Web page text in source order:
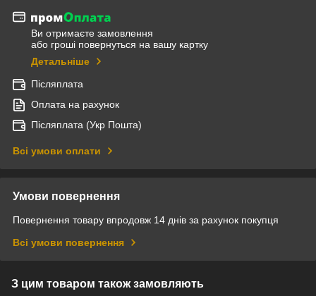
Ви отримаєте замовлення
або гроші повернуться на вашу картку
Детальніше
Післяплата
Оплата на рахунок
Післяплата (Укр Пошта)
Всі умови оплати
Умови повернення
Повернення товару впродовж 14 днів за рахунок покупця
Всі умови повернення
З цим товаром також замовляють